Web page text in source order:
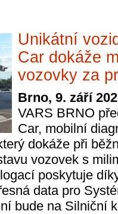
Unikátní
Car dokáže
vozovky za
Brno, 9. září
VARS BRNO
Car, mobilní
dokáže při
vozovek s
poskytuje
data pro
bude na Silniční